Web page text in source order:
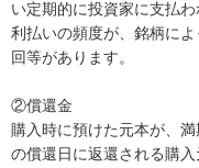
い定期的に投資家に支払わ
利払いの頻度が、銘柄に
回等があります。
②償還金
購入時に預けた元本が、
の償還日に返還される購入